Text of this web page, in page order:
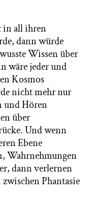
in all ihren
dann würde
Wissen über
wäre jeder und
Kosmos
nicht mehr nur
und Hören
über
Und wenn
Ebene
Wahrnehmungen
dann verlernen
Phantasie